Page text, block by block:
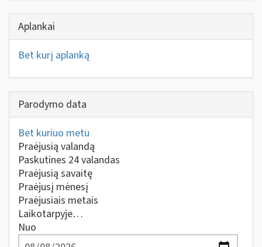
Aplankai
Bet kurį aplanką
Parodymo data
Bet kuriuo metu
Praėjusią valandą
Paskutines 24 valandas
Praėjusią savaitę
Praėjusį mėnesį
Praėjusiais metais
Laikotarpyje…
Nuo